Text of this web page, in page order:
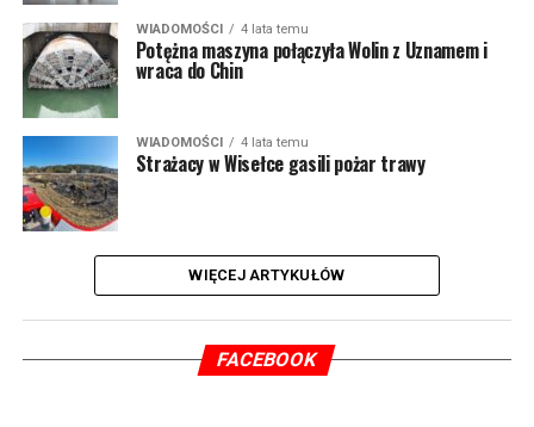
WIADOMOŚCI 4 lata temu
Potężna maszyna połączyła Wolin z Uznamem i
wraca do Chin
WIADOMOŚCI 4 lata temu
Strażacy w Wisełce gasili pożar trawy
WIĘCEJ ARTYKUŁÓW
FACEBOOK